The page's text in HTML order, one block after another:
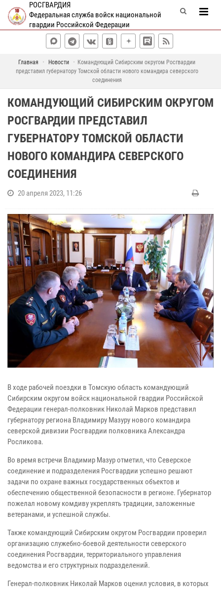
РОСГВАРДИЯ
Федеральная служба войск национальной
гвардии Российской Федерации
Главная Новости
Командующий Сибирским округом Росгвардии
представил губернатору Томской области нового командира северского
соединения
КОМАНДУЮЩИЙ СИБИРСКИМ ОКРУГОМ
РОСГВАРДИИ ПРЕДСТАВИЛ
ГУБЕРНАТОРУ ТОМСКОЙ ОБЛАСТИ
НОВОГО КОМАНДИРА СЕВЕРСКОГО
СОЕДИНЕНИЯ
20 апреля 2023, 11:26
В ходе рабочей поездки в Томскую область командующий
Сибирским округом войск национальной гвардии Российской
Федерации генерал-полковник Николай Марков представил
губернатору региона Владимиру Мазуру нового командира
северской дивизии Росгвардии полковника Александра
Росликова.
Во время встречи Владимир Мазур отметил, что Северское
соединение и подразделения Росгвардии успешно решают
задачи по охране важных государственных объектов и
обеспечению общественной безопасности в регионе. Губернатор
пожелал новому комдиву укреплять традиции, заложенные
ветеранами, и успешной службы.
Также командующий Сибирским округом Росгвардии проверил
организацию служебно-боевой деятельности северского
соединения Росгвардии, территориального управления
ведомства и его структурных подразделений.
Генерал-полковник Николай Марков оценил условия, в которых